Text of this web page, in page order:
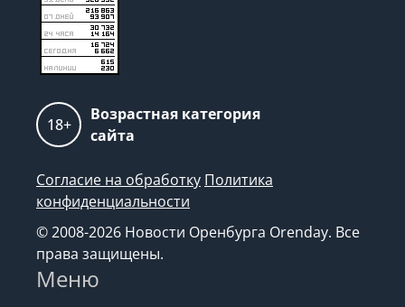
18+
Возрастная категория
сайта
Согласие на обработку Политика
конфиденциальности
© 2008-2026 Новости Оренбурга Orenday. Все
права защищены.
Меню